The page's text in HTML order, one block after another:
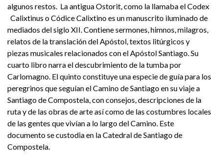
algunos restos. La antigua Ostorit, como la llamaba el Codex
Calixtinus o Códice Calixtino es un manuscrito iluminado de
mediados del siglo XII. Contiene sermones, himnos, milagros,
relatos de la translación del Apóstol, textos litúrgicos y
piezas musicales relacionados con el Apóstol Santiago. Su
cuarto libro narra el descubrimiento de la tumba por
Carlomagno. El quinto constituye una especie de guía para los
peregrinos que seguían el Camino de Santiago en su viaje a
Santiago de Compostela, con consejos, descripciones de la
ruta y de las obras de arte así como de las costumbres locales
de las gentes que vivían a lo largo del Camino. Este
documento se custodia en la Catedral de Santiago de
Compostela.